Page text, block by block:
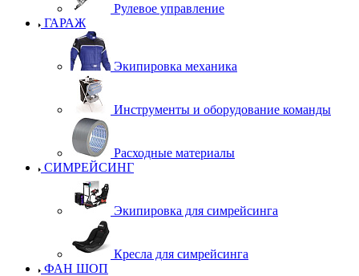
Рулевое управление
ГАРАЖ
Экипировка механика
Инструменты и оборудование команды
Расходные материалы
СИМРЕЙСИНГ
Экипировка для симрейсинга
Кресла для симрейсинга
ФАН ШОП